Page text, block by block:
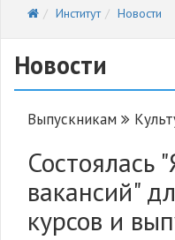
Институт
Новости
Новости
Выпускникам
Состоялась
вакансий"
курсов и